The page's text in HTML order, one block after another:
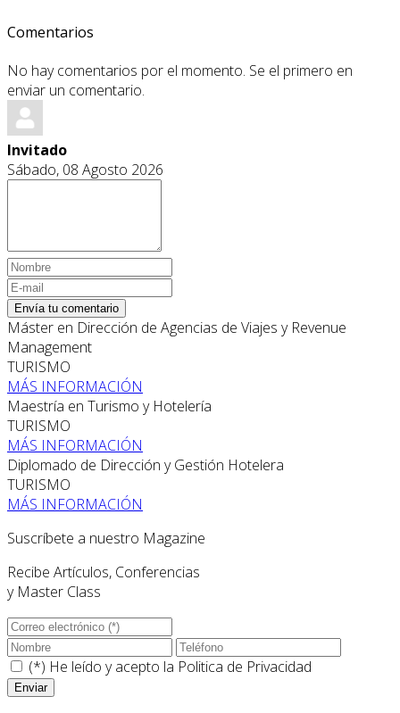
Comentarios
No hay comentarios por el momento. Se el primero en
enviar un comentario.
Invitado
Sábado, 08 Agosto 2026
Envía tu comentario
Máster en Dirección de Agencias de Viajes y Revenue
Management
TURISMO
MÁS INFORMACIÓN
Maestría en Turismo y Hotelería
TURISMO
MÁS INFORMACIÓN
Diplomado de Dirección y Gestión Hotelera
TURISMO
MÁS INFORMACIÓN
Suscríbete a nuestro Magazine
Recibe Artículos, Conferencias
y Master Class
(*) He leído y acepto la Politica de Privacidad